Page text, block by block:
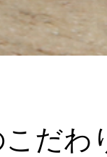
だわ